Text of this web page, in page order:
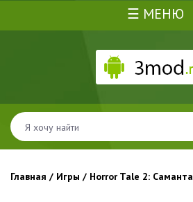
☰ МЕНЮ
Главная / Игры / Horror Tale 2: Саманта